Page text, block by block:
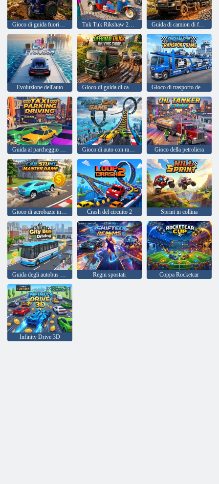
Gioco di guida fuoristrada Tuk Tuk Rikshaw 2022 Guida di camion di fango
Evoluzione dell'auto Gioco di guida di camion fuoristrada
Guida al parcheggio dei taxi Gioco di auto con rampa Gioco della petroliera
Gioco di acrobazie in auto Crash del circuito 2 Sprint in collina
Guida degli autobus urbani Regni spostati Coppa Rocketcar
Infinity Drive 3D